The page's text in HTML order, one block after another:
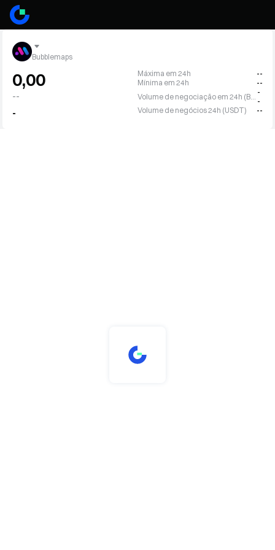
Bubblemaps
0,00
--
-
Máxima em 24h
--
Mínima em 24h
--
-
-
Volume de negócios 24h (USDT)
--